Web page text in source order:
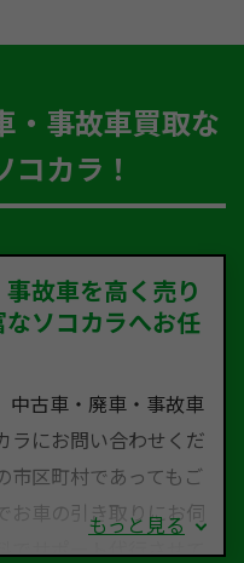
・事故車買取な
コカラ！
故車を高く売り
ソコカラへお任
中古車・廃車・事故車
ラにお問い合わせくだ
市区町村であってもご
お車の引き取りにお伺
でサポート代行させて
もっと見る